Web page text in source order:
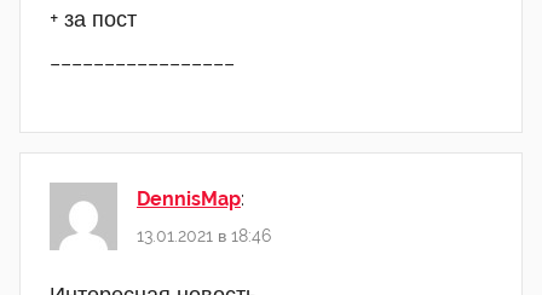
+ за пост
DennisMap:
13.01.2021 в 18:46